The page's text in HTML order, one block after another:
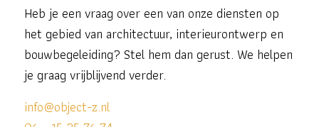
Heb je een vraag over een van onze diensten op
het gebied van architectuur, interieurontwerp en
bouwbegeleiding? Stel hem dan gerust. We helpen
je graag vrijblijvend verder.
info@object-z.nl